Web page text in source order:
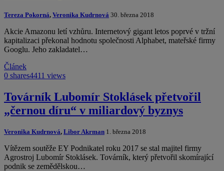
Tereza Pokorná, Veronika Kudrnová 30. března 2018
Akcie Amazonu letí vzhůru. Internetový gigant letos poprvé v tržní
kapitalizaci překonal hodnotu společnosti Alphabet, mateřské firmy
Googlu. Jeho zakladatel…
Článek
0 shares4411 views
Továrník Lubomír Stoklásek přetvořil
„černou díru“ v miliardový byznys
Veronika Kudrnová, Libor Akrman 1. března 2018
Vítězem soutěže EY Podnikatel roku 2017 se stal majitel firmy
Agrostroj Lubomír Stoklásek. Továrník, který přetvořil skomírající
podnik se zemědělskou…